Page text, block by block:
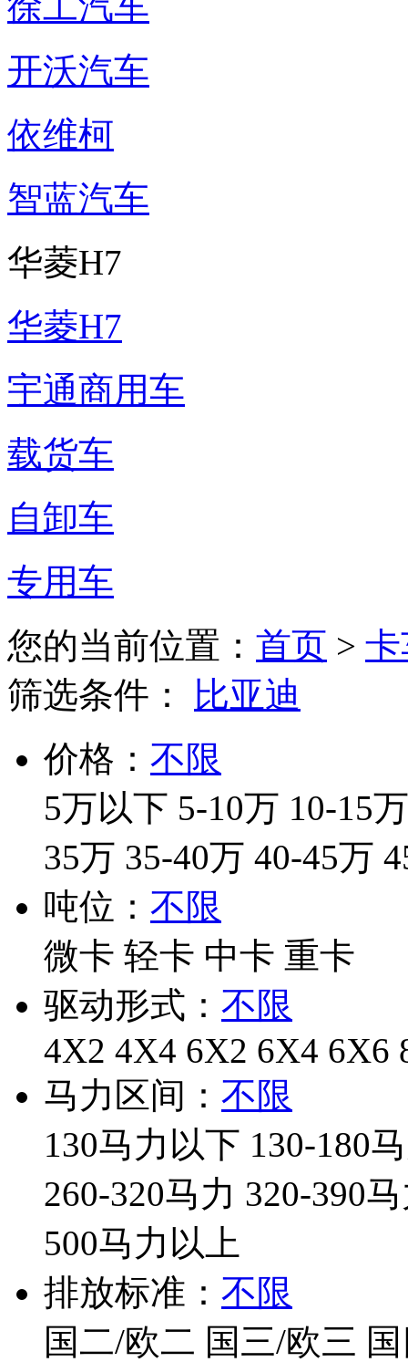
开沃汽车
依维柯
智蓝汽车
华菱H7
华菱H7
宇通商用车
载货车
自卸车
专用车
您的当前位置： 首页 >
筛选条件：
比亚迪
价格： 不限
5万以下 5-10万 10-15万
35万 35-40万 40-45万
吨位： 不限
微卡 轻卡 中卡 重卡
驱动形式： 不限
4X2 4X4 6X2 6X4 6X6
马力区间： 不限
130马力以下 130-180
260-320马力 320-390
500马力以上
排放标准： 不限
国二/欧二 国三/欧三